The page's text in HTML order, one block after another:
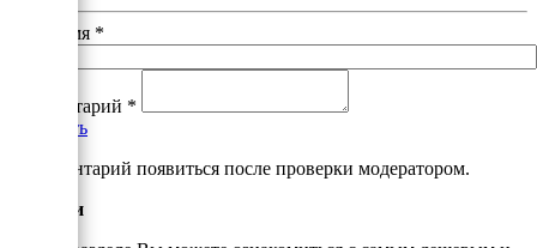
Ваше имя *
Комментарий *
Добавить
*Комментарий появиться после проверки модератором.
Аналоги